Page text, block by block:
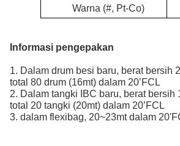
Warna (#, Pt-Co)
Informasi pengepakan
1. Dalam drum besi baru, berat bersih
total 80 drum (16mt) dalam 20’FCL
2. Dalam tangki IBC baru, berat bersih
total 20 tangki (20mt) dalam 20’FCL
3. dalam flexibag, 20~23mt dalam